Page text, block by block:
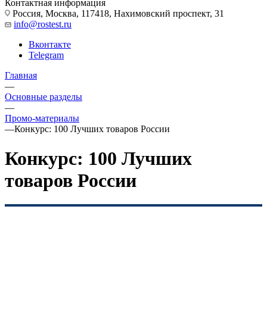
Контактная информация
Россия, Москва, 117418, Нахимовский проспект, 31
info@rostest.ru
Вконтакте
Telegram
Главная
—
Основные разделы
—
Промо-материалы
—Конкурс: 100 Лучших товаров России
Конкурс: 100 Лучших
товаров России